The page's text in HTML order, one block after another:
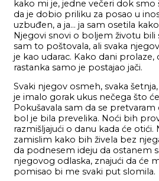
kako mi je, jedne večeri dok
da je dobio priliku za posao u
uzbuđen, a ja… ja sam osetila
Njegovi snovi o boljem životu bili
sam to poštovala, ali svaka
je kao udarac. Kako dani prolaze,
rastanka samo je postajao jači.
Svaki njegov osmeh, svaka
je imalo gorak ukus nečega što
Pokušavala sam da se pretvaram
bol je bila prevelika. Noći bih
razmišljajući o danu kada će otići.
zamislim kako bih živela bez
da podnesem ideju da ostanem
njegovog odlaska, znajući da će
pomisao bi me svaki put slomila.